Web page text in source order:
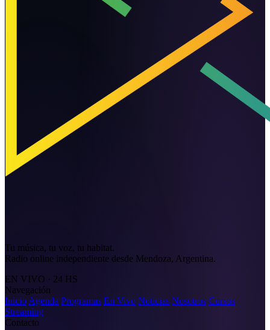
Tu música, tu voz, tu habitat.
Radio online independiente desde Mendoza, Argentina.
EN VIVO · 24 HS
Navegación
Inicio Agenda Programas En Vivo Noticias Nosotros Cursos
Streaming
Contacto